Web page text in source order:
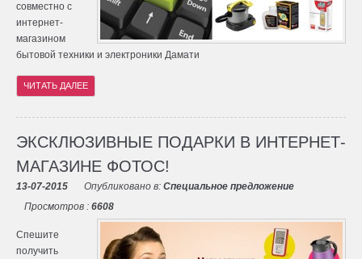
совместно с
интернет-
магазином
бытовой техники и электроники Дамати
ЧИТАТЬ ДАЛЕЕ
ЭКСКЛЮЗИВНЫЕ ПОДАРКИ В ИНТЕРНЕТ-
МАГАЗИНЕ ФОТОС!
13-07-2015 Опубликовано в: Специальное предложение
Просмотров : 6608
Спешите
получить